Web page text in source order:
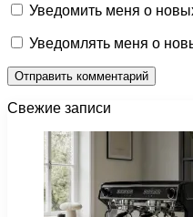
Уведомить меня о
Уведомлять меня о
Свежие записи